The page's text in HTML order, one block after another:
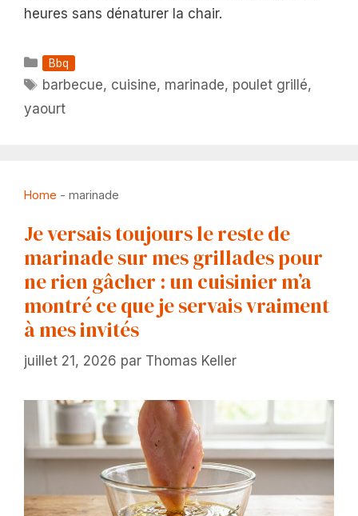
heures sans dénaturer la chair.
Catégories
Bbq
Étiquettes
barbecue, cuisine, marinade, poulet grillé,
yaourt
Home - marinade
Je versais toujours le reste de
marinade sur mes grillades pour
ne rien gâcher : un cuisinier m’a
montré ce que je servais vraiment
à mes invités
juillet 21, 2026 par Thomas Keller